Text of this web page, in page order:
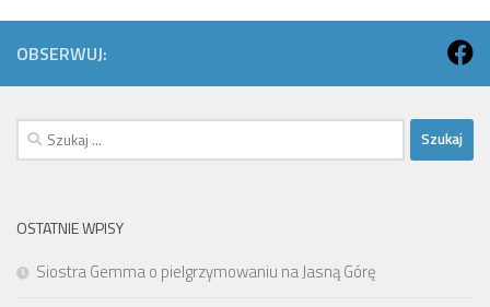
OBSERWUJ:
Szukaj:
OSTATNIE WPISY
Siostra Gemma o pielgrzymowaniu na Jasną Górę